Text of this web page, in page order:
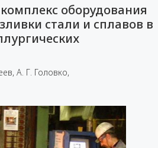
оборудования
стали и сплавов в
А. Г. Головко,